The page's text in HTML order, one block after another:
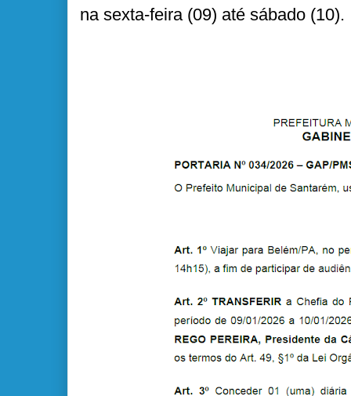
na sexta-feira (09) até sábado (10).